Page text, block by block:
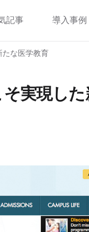
記事 導入事例
たな医学教育
実現し